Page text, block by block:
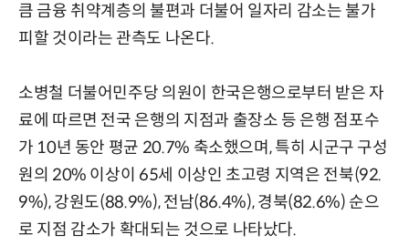
큼 금융 취약계층의 불편과 더불어 일자리 감소는 불가
피할 것이라는 관측도 나온다.
소병철 더불어민주당 의원이 한국은행으로부터 받은 자
료에 따르면 전국 은행의 지점과 출장소 등 은행 점포수
가 10년 동안 평균 20.7% 축소했으며, 특히 시군구 구성
원의 20% 이상이 65세 이상인 초고령 지역은 전북(92.
9%), 강원도(88.9%), 전남(86.4%), 경북(82.6%) 순으
로 지점 감소가 확대되는 것으로 나타났다.